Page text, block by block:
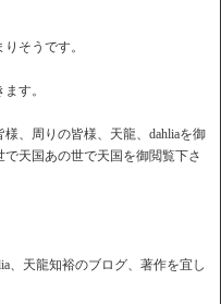
そうです。
す。
、周りの皆様、天龍、dahliaを御
天国あの世で天国を御閲覧下さ
天龍知裕のブログ、著作を宜し